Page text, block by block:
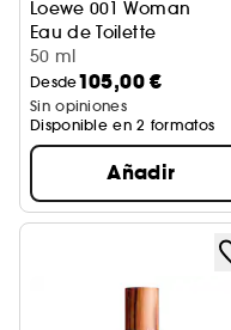
Loewe 001 Woman
Eau de Toilette
50 ml
Desde105,00 €
Sin opiniones
Disponible en 2 formatos
Añadir